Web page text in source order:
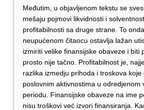
Međutim, u objavljenom tekstu se
mešaju pojmovi likvidnosti i
profitabilnosti sa druge strane. To
neupućenom čitaocu ostavlja lažan
izmiriti velike finansijske obaveze i biti
prosto nije tačno. Profitabilnost je,
razlika izmedju prihoda i troskova koje
poslovnim aktivnostima u odredjenom
periodu. Finansijske obaveze na ime
nisu troškovi već izvori finansiranja.